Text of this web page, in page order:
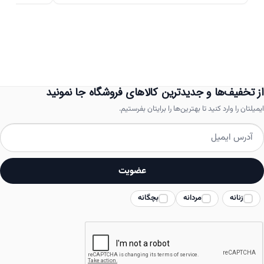
باشد.
ها
در
از تخفیف‌ها و جدیدترین کالاهای فروشگاه جا نمونید
ایمیلتان را وارد کنید تا بهترین‌ها را برایتان بفرستیم.
زنانه مردانه بچگانه
عضویت